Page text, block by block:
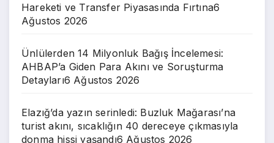
Hareketi ve Transfer Piyasasında Fırtına6
Ağustos 2026
Ünlülerden 14 Milyonluk Bağış İncelemesi:
AHBAP’a Giden Para Akını ve Soruşturma
Detayları6 Ağustos 2026
Elazığ’da yazın serinledi: Buzluk Mağarası’na
turist akını, sıcaklığın 40 dereceye çıkmasıyla
donma hissi yaşandı6 Ağustos 2026